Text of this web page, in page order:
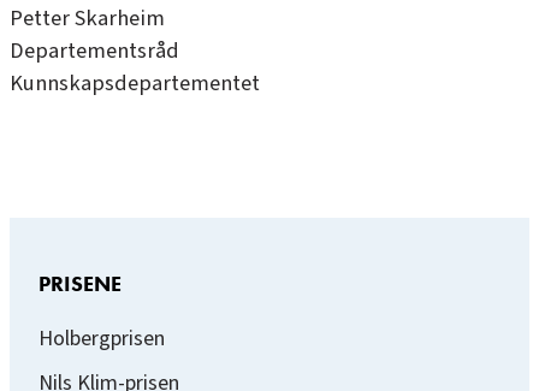
Petter Skarheim
Departementsråd
Kunnskapsdepartementet
PRISENE
Holbergprisen
Nils Klim-prisen